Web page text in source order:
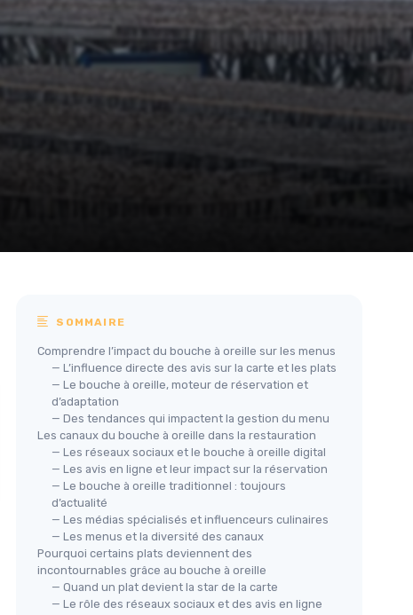
SOMMAIRE
Comprendre l’impact du bouche à oreille sur les menus
— L’influence directe des avis sur la carte et les plats
— Le bouche à oreille, moteur de réservation et
d’adaptation
— Des tendances qui impactent la gestion du menu
Les canaux du bouche à oreille dans la restauration
— Les réseaux sociaux et le bouche à oreille digital
— Les avis en ligne et leur impact sur la réservation
— Le bouche à oreille traditionnel : toujours
d’actualité
— Les médias spécialisés et influenceurs culinaires
— Les menus et la diversité des canaux
Pourquoi certains plats deviennent des
incontournables grâce au bouche à oreille
— Quand un plat devient la star de la carte
— Le rôle des réseaux sociaux et des avis en ligne